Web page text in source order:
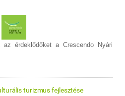
az érdeklődőket a Crescendo Nyári
turizmus fejlesztése